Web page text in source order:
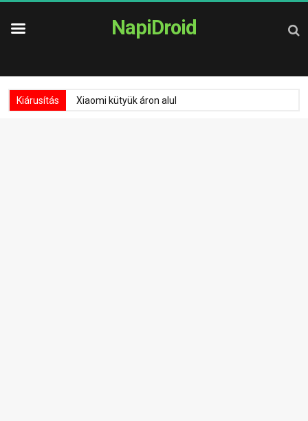
NapiDroid
Kiárusítás Xiaomi kütyük áron alul